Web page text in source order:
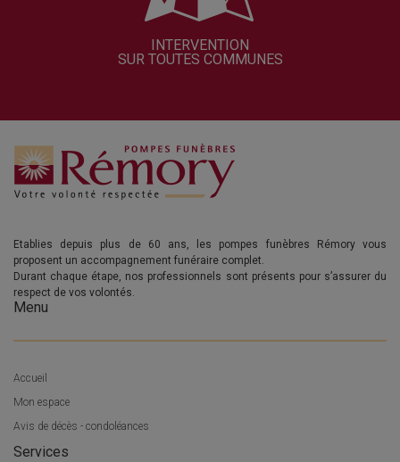
INTERVENTION
SUR TOUTES COMMUNES
Etablies depuis plus de 60 ans, les pompes funèbres Rémory vous
proposent un accompagnement funéraire complet.
Durant chaque étape, nos professionnels sont présents pour s’assurer du
respect de vos volontés.
Menu
Accueil
Mon espace
Avis de décès - condoléances
Services